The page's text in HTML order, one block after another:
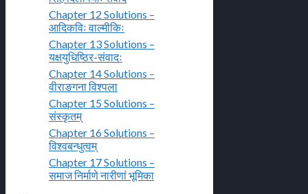
Chapter 12 Solutions –
आदिकविः वाल्मीकिः
Chapter 13 Solutions –
यक्षयुधिष्ठिर-संवादः
Chapter 14 Solutions –
वीराङगना विश्पला
Chapter 15 Solutions –
संस्कृतम्
Chapter 16 Solutions –
विश्वबन्धुत्वम्
Chapter 17 Solutions –
समाज निर्माणे नारीणां भूमिका